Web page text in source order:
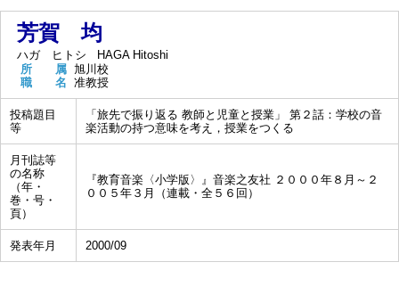
芳賀 均
ハガ ヒトシ
HAGA Hitoshi
所 属 旭川校
職 名 准教授
投稿題目
等
「旅先で振り返る 教師と児童と授業」 第２話：学校の音
楽活動の持つ意味を考え，授業をつくる
月刊誌等
の名称
（年・
巻・号・
頁）
『教育音楽〈小学版〉』音楽之友社 ２０００年８月～２
００５年３月（連載・全５６回）
発表年月 2000/09